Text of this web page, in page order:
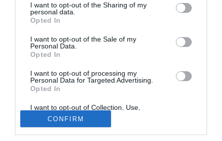
I want to opt-out of the Sharing of my
personal data.
Opted In
I want to opt-out of the Sale of my
Personal Data.
Opted In
I want to opt-out of processing my
Personal Data for Targeted Advertising.
Opted In
I want to opt-out of Collection, Use,
Retention, Sale, and/or Sharing of my
Personal Data that Is Unrelated with the
Purposes for which it was collected.
Opted Out
CONFIRM
© foto di Alessio Alaimo/TuttoMercatoWeb.com
L'agenteAndrea D'Amicointervistato da
Tuttomercatoweb.com nei corridoi dell'Ata Hotel
Executive ha parlato del mercato di alcuni suoi assistiti